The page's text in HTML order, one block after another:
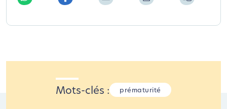
Mots-clés : prématurité